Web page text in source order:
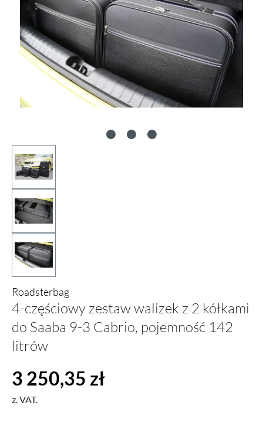
Roadsterbag
4-częściowy zestaw walizek z 2 kółkami
do Saaba 9-3 Cabrio, pojemność 142
litrów
Cena regularna:
3 250,35 zł
z. VAT.